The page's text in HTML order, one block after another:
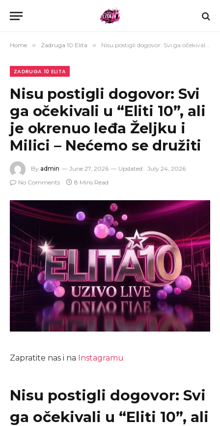
Home » Zadruga 10 Elita » Nisu postigli dogovor: Svi ga očekivali u “Eliti 10”, ali je okrenuo leđa Željku i Milici – Nećemo se družiti
ZADRUGA 10 ELITA
Nisu postigli dogovor: Svi
ga očekivali u “Eliti 10”, ali
je okrenuo leđa Željku i
Milici – Nećemo se družiti
By admin June 27, 2026 Updated: July 24, 2026
No Comments
8 Mins Read
Zapratite nas i na Instagramu
Nisu postigli dogovor: Svi
ga očekivali u “Eliti 10”, ali